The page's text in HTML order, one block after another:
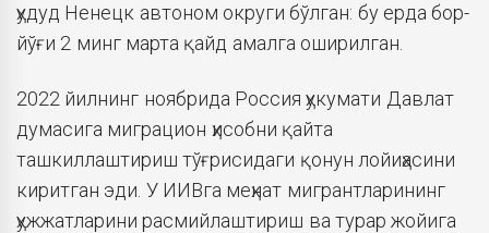
ҳудуд Ненецк автоном округи бўлган: бу ерда бор-
йўғи 2 минг марта қайд амалга оширилган.
2022 йилнинг ноябрида Россия ҳукумати Давлат
думасига миграцион ҳисобни қайта
ташкиллаштириш тўғрисидаги қонун лойиҳасини
киритган эди. У ИИВга меҳнат мигрантларининг
ҳужжатларини расмийлаштириш ва турар жойига